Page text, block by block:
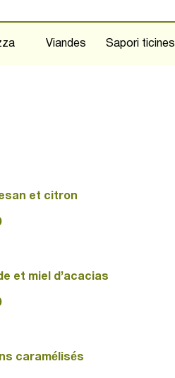
Viandes Sapori ticinesi
et citron
et miel d’acacias
caramélisés